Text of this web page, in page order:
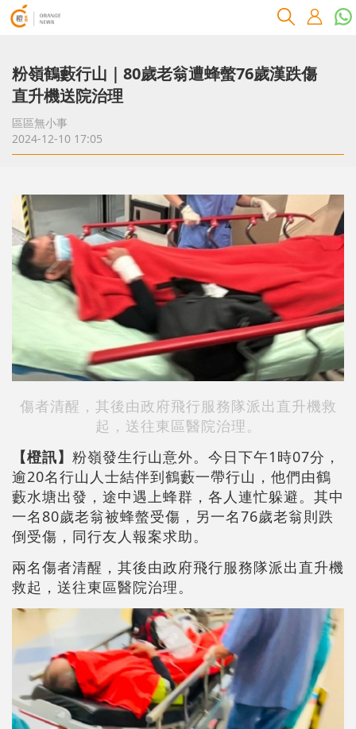
粉嶺鶴藪行山｜80歲老翁遭蜂螫76歲漢跌傷
直升機送院治理
區區無小事
2024-12-10 17:05
傷者清醒，其後由政府飛行服務隊派出直升機救
起，送往東區醫院治理。
【橙訊】 粉嶺發生行山意外。今日下午1時07分，
逾20名行山人士結伴到鶴藪一帶行山，他們由鶴
藪水塘出發，途中遇上蜂群，各人連忙躲避。其中
一名80歲老翁被蜂螫受傷，另一名76歲老翁則跌
倒受傷，同行友人報案求助。
兩名傷者清醒，其後由政府飛行服務隊派出直升機
救起，送往東區醫院治理。